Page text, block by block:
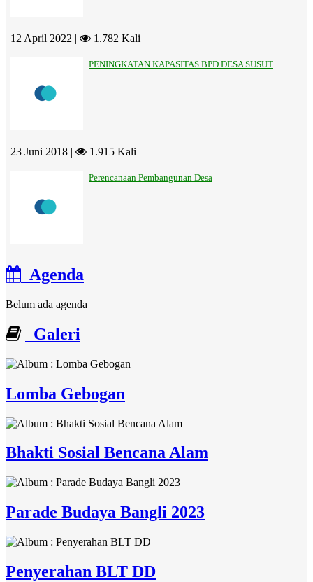
12 April 2022 | 1.782 Kali
PENINGKATAN KAPASITAS BPD DESA SUSUT
23 Juni 2018 | 1.915 Kali
Perencanaan Pembangunan Desa
Agenda
Belum ada agenda
Galeri
Lomba Gebogan
Bhakti Sosial Bencana Alam
Parade Budaya Bangli 2023
Penyerahan BLT DD